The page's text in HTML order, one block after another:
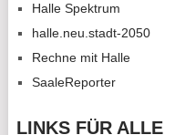
Halle Spektrum
halle.neu.stadt-2050
Rechne mit Halle
SaaleReporter
LINKS FÜR ALLE